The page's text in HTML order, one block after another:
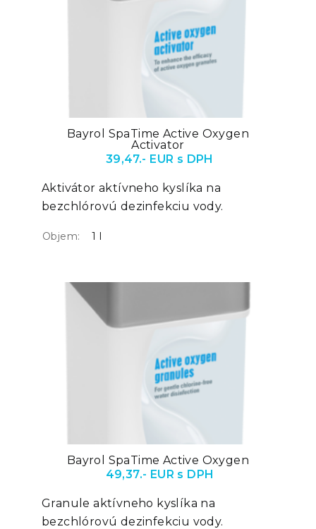
Bayrol SpaTime Active Oxygen
Activator
39,47.- EUR s DPH
Aktivátor aktívneho kyslíka na
bezchlórovú dezinfekciu vody.
Objem: 1 l
Bayrol SpaTime Active Oxygen
49,37.- EUR s DPH
Granule aktívneho kyslíka na
bezchlórovú dezinfekciu vody.